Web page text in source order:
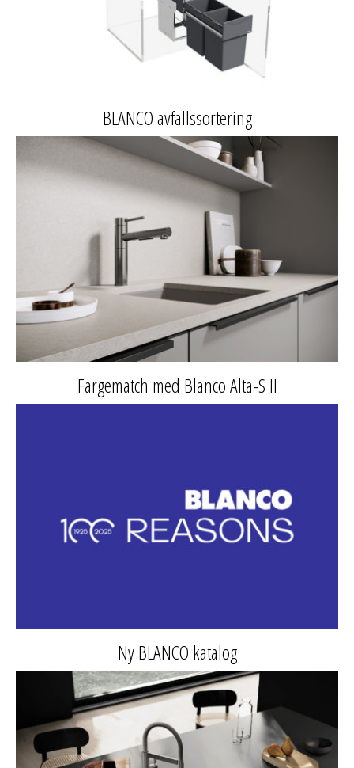
BLANCO avfallssortering
Fargematch med Blanco Alta-S II
Ny BLANCO katalog